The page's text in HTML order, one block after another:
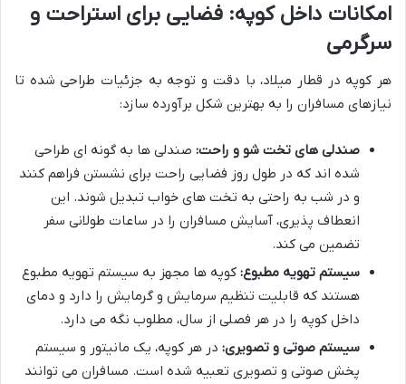
امکانات داخل کوپه: فضایی برای استراحت و
سرگرمی
هر کوپه در قطار میلاد، با دقت و توجه به جزئیات طراحی شده تا
نیازهای مسافران را به بهترین شکل برآورده سازد:
صندلی های تخت شو و راحت: صندلی ها به گونه ای طراحی
شده اند که در طول روز فضایی راحت برای نشستن فراهم کنند
و در شب به راحتی به تخت های خواب تبدیل شوند. این
انعطاف پذیری، آسایش مسافران را در ساعات طولانی سفر
تضمین می کند.
سیستم تهویه مطبوع: کوپه ها مجهز به سیستم تهویه مطبوع
هستند که قابلیت تنظیم سرمایش و گرمایش را دارد و دمای
داخل کوپه را در هر فصلی از سال، مطلوب نگه می دارد.
سیستم صوتی و تصویری: در هر کوپه، یک مانیتور و سیستم
پخش صوتی و تصویری تعبیه شده است. مسافران می توانند